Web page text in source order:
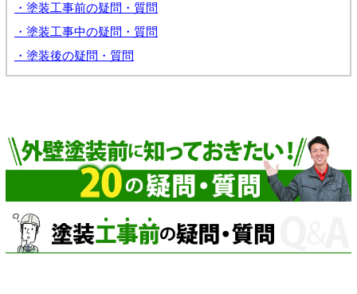
・塗装工事前の疑問・質問
・塗装工事中の疑問・質問
・塗装後の疑問・質問